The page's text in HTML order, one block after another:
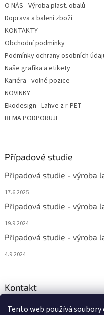
Tento web používá
O NÁS - Výroba plast. obalů
Doprava a balení zboží
KONTAKTY
Obchodní podmínky
Podmínky ochrany osobních
Naše grafika a etikety
Kariéra - volné pozice
NOVINKY
Ekodesign - Lahve z r-PET
BEMA PODPORUJE
Případové studie
Případová studie - výroba
17.6.2025
Případová studie - výroba
19.9.2024
Případová studie - výroba
4.9.2024
Kontakt
eshop@ bema-la.cz